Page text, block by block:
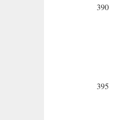
390
395